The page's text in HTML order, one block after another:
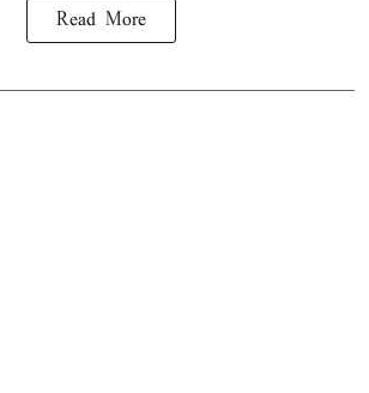
Read More